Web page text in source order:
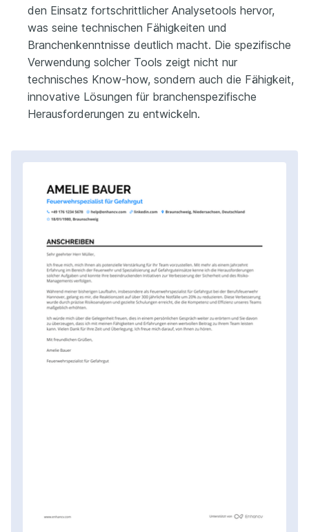
den Einsatz fortschrittlicher Analysetools hervor,
was seine technischen Fähigkeiten und
Branchenkenntnisse deutlich macht. Die spezifische
Verwendung solcher Tools zeigt nicht nur
technisches Know-how, sondern auch die Fähigkeit,
innovative Lösungen für branchenspezifische
Herausforderungen zu entwickeln.